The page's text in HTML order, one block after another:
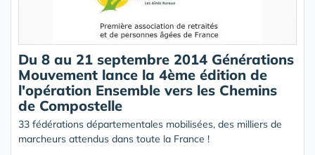
Du 8 au 21 septembre 2014 Générations
Mouvement lance la 4ème édition de
l'opération Ensemble vers les Chemins
de Compostelle
33 fédérations départementales mobilisées, des milliers de
marcheurs attendus dans toute la France !